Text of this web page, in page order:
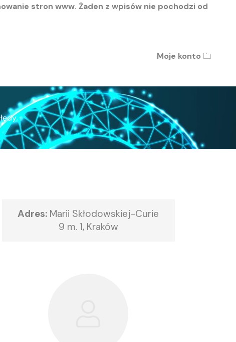
stron www. Żaden z wpisów nie pochodzi od
Moje konto 🗀
Adres: Marii Skłodowskiej-Curie
9 m. 1, Kraków